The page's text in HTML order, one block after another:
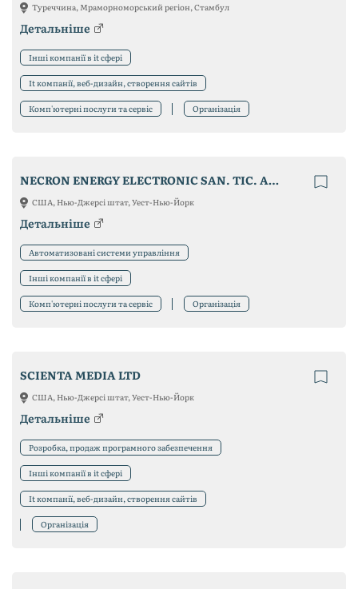
Туреччина, Мраморноморський регіон, Стамбул
Детальніше
Інші компанії в it сфері
It компанії, веб-дизайн, створення сайтів
Комп'ютерні послуги та сервіс Організація
NECRON ENERGY ELECTRONIC SAN. TIC. A.S.
США, Нью-Джерсі штат, Уест-Нью-Йорк
Детальніше
Автоматизовані системи управління
Інші компанії в it сфері
Комп'ютерні послуги та сервіс Організація
SCIENTA MEDIA LTD
США, Нью-Джерсі штат, Уест-Нью-Йорк
Детальніше
Розробка, продаж програмного забезпечення
Інші компанії в it сфері
It компанії, веб-дизайн, створення сайтів
Організація